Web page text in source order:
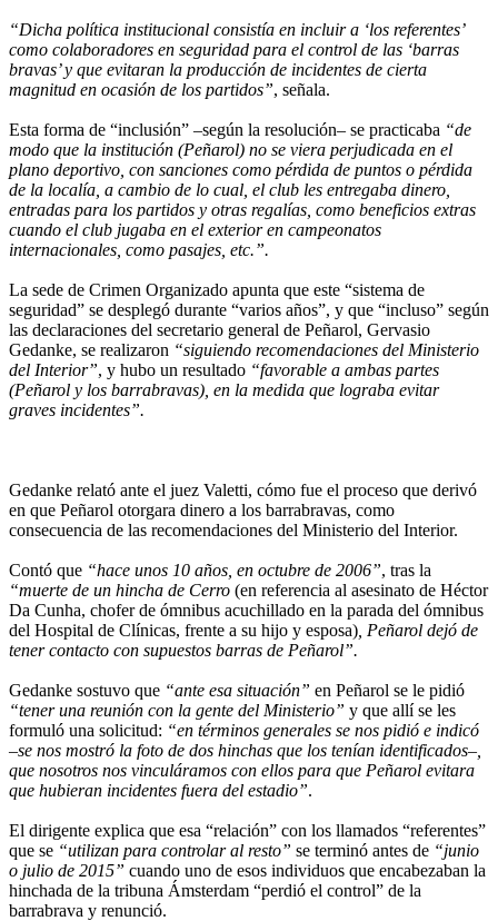
“Dicha política institucional consistía en incluir a ‘los referentes’
como colaboradores en seguridad para el control de las ‘barras
bravas’ y que evitaran la producción de incidentes de cierta
magnitud en ocasión de los partidos”, señala.
Esta forma de “inclusión” –según la resolución– se practicaba “de
modo que la institución (Peñarol) no se viera perjudicada en el
plano deportivo, con sanciones como pérdida de puntos o pérdida
de la localía, a cambio de lo cual, el club les entregaba dinero,
entradas para los partidos y otras regalías, como beneficios extras
cuando el club jugaba en el exterior en campeonatos
internacionales, como pasajes, etc.”.
La sede de Crimen Organizado apunta que este “sistema de
seguridad” se desplegó durante “varios años”, y que “incluso” según
las declaraciones del secretario general de Peñarol, Gervasio
Gedanke, se realizaron “siguiendo recomendaciones del Ministerio
del Interior”, y hubo un resultado “favorable a ambas partes
(Peñarol y los barrabravas), en la medida que lograba evitar
graves incidentes”.
Gedanke relató ante el juez Valetti, cómo fue el proceso que derivó
en que Peñarol otorgara dinero a los barrabravas, como
consecuencia de las recomendaciones del Ministerio del Interior.
Contó que “hace unos 10 años, en octubre de 2006”, tras la
“muerte de un hincha de Cerro (en referencia al asesinato de Héctor
Da Cunha, chofer de ómnibus acuchillado en la parada del ómnibus
del Hospital de Clínicas, frente a su hijo y esposa) , Peñarol dejó de
tener contacto con supuestos barras de Peñarol”.
Gedanke sostuvo que “ante esa situación” en Peñarol se le pidió
“tener una reunión con la gente del Ministerio” y que allí se les
formuló una solicitud: “en términos generales se nos pidió e indicó
–se nos mostró la foto de dos hinchas que los tenían identificados–,
que nosotros nos vinculáramos con ellos para que Peñarol evitara
que hubieran incidentes fuera del estadio”.
El dirigente explica que esa “relación” con los llamados “referentes”
que se “utilizan para controlar al resto” se terminó antes de “junio
o julio de 2015” cuando uno de esos individuos que encabezaban la
hinchada de la tribuna Ámsterdam “perdió el control” de la
barrabrava y renunció.